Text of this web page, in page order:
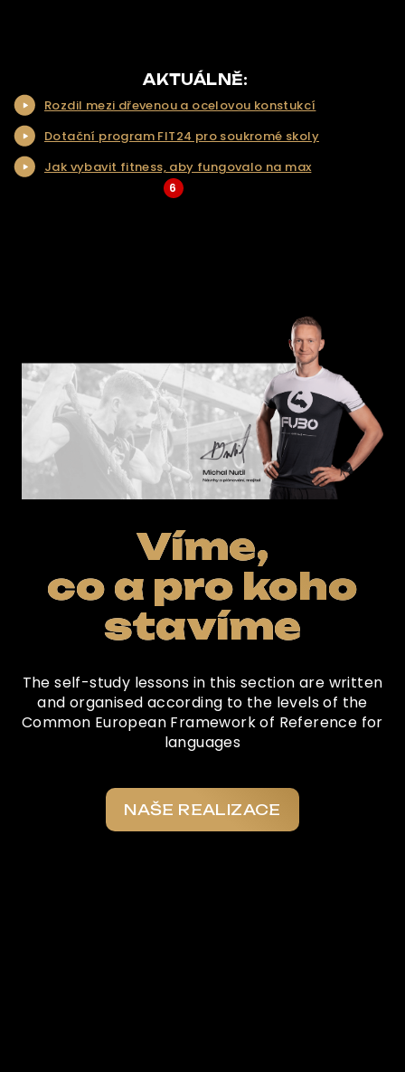
NAŠE NABÍDKA
NAŠE SLUŽBY
REALIZACE
KONTAKT
AKTUÁLNĚ:
Rozdil mezi dřevenou a ocelovou konstukcí
Dotační program FIT24 pro soukromé skoly
Jak vybavit fitness, aby fungovalo na max
6
Víme,
co a pro koho
stavíme
The self-study lessons in this section are written
and organised according to the levels of the
Common European Framework of Reference for
languages
NAŠE REALIZACE